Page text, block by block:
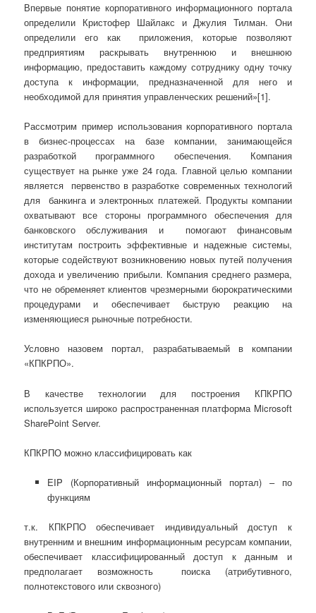
Впервые понятие корпоративного информационного портала
определили Кристофер Шайлакс и Джулия Тилман. Они
определили его как приложения, которые позволяют
предприятиям раскрывать внутреннюю и внешнюю
информацию, предоставить каждому сотруднику одну точку
доступа к информации, предназначенной для него и
необходимой для принятия управленческих решений»[1].
Рассмотрим пример использования корпоративного портала
в бизнес-процессах на базе компании, занимающейся
разработкой программного обеспечения. Компания
существует на рынке уже 24 года. Главной целью компании
является первенство в разработке современных технологий
для банкинга и электронных платежей. Продукты компании
охватывают все стороны программного обеспечения для
банковского обслуживания и помогают финансовым
институтам построить эффективные и надежные системы,
которые содействуют возникновению новых путей получения
дохода и увеличению прибыли. Компания среднего размера,
что не обременяет клиентов чрезмерными бюрократическими
процедурами и обеспечивает быструю реакцию на
изменяющиеся рыночные потребности.
Условно назовем портал, разрабатываемый в компании
«КПКРПО».
В качестве технологии для построения КПКРПО
используется широко распространенная платформа Microsoft
SharePoint Server.
КПКРПО можно классифицировать как
EIP (Корпоративный информационный портал) – по
функциям
т.к. КПКРПО обеспечивает индивидуальный доступ к
внутренним и внешним информационным ресурсам компании,
обеспечивает классифицированный доступ к данным и
предполагает возможность поиска (атрибутивного,
полнотекстового или сквозного)